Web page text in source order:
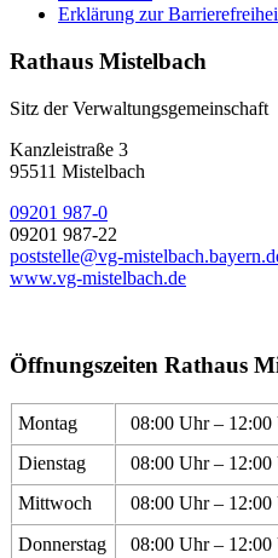
Erklärung zur
Rathaus Mistelbach
Sitz der Verwaltungsgemeinschaft
Kanzleistraße 3
95511 Mistelbach
09201 987-0
09201 987-22
poststelle@vg-
www.vg-mistelbach.de
Öffnungszeiten Rathaus
Montag 08:00 Uhr – 12:00
Dienstag
08:00 Uhr – 12:00
Mittwoch
08:00 Uhr – 12:00
Donnerstag
08:00 Uhr – 12:00